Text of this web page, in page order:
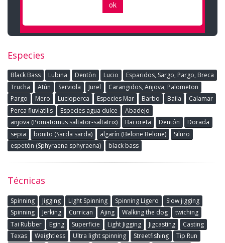
Especies
Black Bass Lubina Dentòn Lucio
Esparidos, Sargo, Pargo, Breca
Trucha
Atún Serviola Jurel
Carangidos, Anjova, Palometon
Pargo
Mero Lucioperca Especies Mar Barbo Baila
Calamar
Perca fluviatilis
Especies agua dulce
Abadejo
anjova (Pomatomus saltator-saltatrix)
Bacoreta Dentón
Dorada
sepia
bonito (Sarda sarda) algarín (Belone Belone)
Siluro
espetón (Sphyraena sphyraena)
black bass
Técnicas
Spinning Jigging Light Spinning Spinning Ligero
Slow jigging
Spinning
Jerking Currican Ajing Walking the dog
twiching
Tai Rubber
Eging Superficie Light Jigging Jigcasting
Casting
Texas
Weightless Ultra light spinning Streetfishing
Tip Run